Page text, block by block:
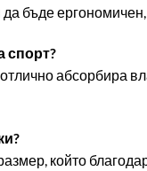
бъде
спорт?
абсорбира
който